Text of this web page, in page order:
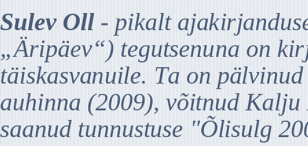
Sulev Oll- pikalt ajakirjandus
„Äripäev“) tegutsenuna on kir
täiskasvanuile. Ta on pälvinud
auhinna (2009), võitnud Kalju
saanud tunnustuse "Õlisulg 20